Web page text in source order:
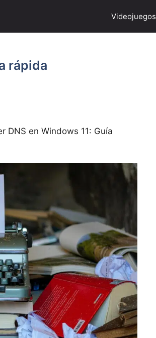
Videojuegos
rápida
DNS en Windows 11: Guía